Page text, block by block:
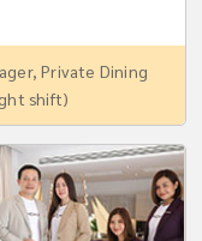
Private Dining
shift)